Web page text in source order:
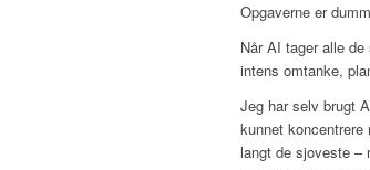
Opgaverne er
Når AI tager alle
intens omtanke,
Jeg har selv brugt
kunnet
langt de sjoveste